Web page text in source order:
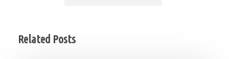
Related Posts